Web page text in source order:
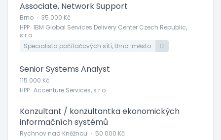
Associate, Network Support
Brno · 35 000 Kč
HPP · IBM Global Services Delivery Center Czech Republic,
s.r.o.
Specialista počítačových sítí, Brno-město
12
Senior Systems Analyst
115 000 Kč
HPP · Accenture Services, s.r.o.
Konzultant / konzultantka ekonomických
informačních systémů
Rychnov nad Kněžnou · 50 000 Kč